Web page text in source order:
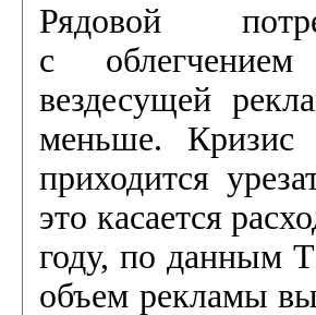
Рядовой
с
вездесущей
меньше. Кризис
приходится
это касается
году, по данным
объем рекламы